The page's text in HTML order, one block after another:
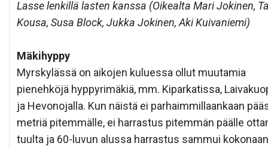
Lasse lenkillä lasten kanssa (Oikealta Mari Jokinen,
Kousa, Susa Block, Jukka Jokinen, Aki Kuivaniemi)
Mäkihyppy
Myrskylässä on aikojen kuluessa ollut muutamia
pienehköjä hyppyrimäkiä, mm. Kiparkatissa,
ja Hevonojalla. Kun näistä ei parhaimmillaankaan
metriä pitemmälle, ei harrastus pitemmän päälle
tuulta ja 60-luvun alussa harrastus sammui